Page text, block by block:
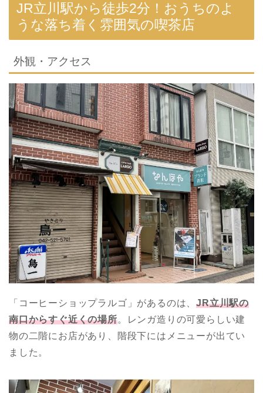
JR立川駅から徒歩2分！おうちのよ
うな落ち着く雰囲気の喫茶店
外観・アクセス
「コーヒーショップラルゴ」があるのは、JR立川駅の
南口からすぐ近くの場所。レンガ造りの可愛らしい建
物の二階にお店があり、階段下にはメニューが出てい
ました。